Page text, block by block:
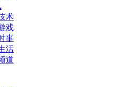
术
戏
事
活
道